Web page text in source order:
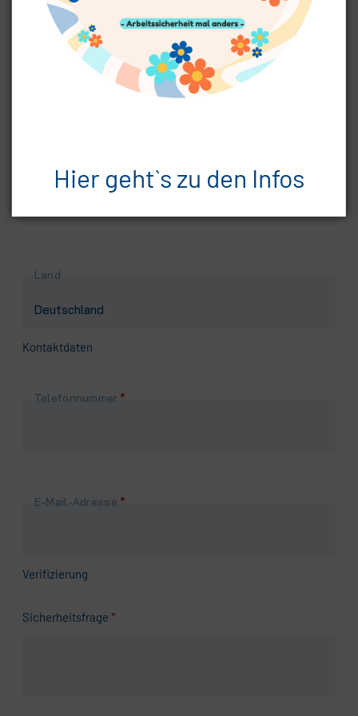
Pflichtfeld
Postleitzahl *
Pflichtfeld
*
Land
Kontaktdaten
Pflichtfeld
Telefonnummer *
Pflichtfeld
E-Mail-Adresse *
Verifizierung
Pflichtfeld
Sicherheitsfrage *
Hier geht`s zu den Infos